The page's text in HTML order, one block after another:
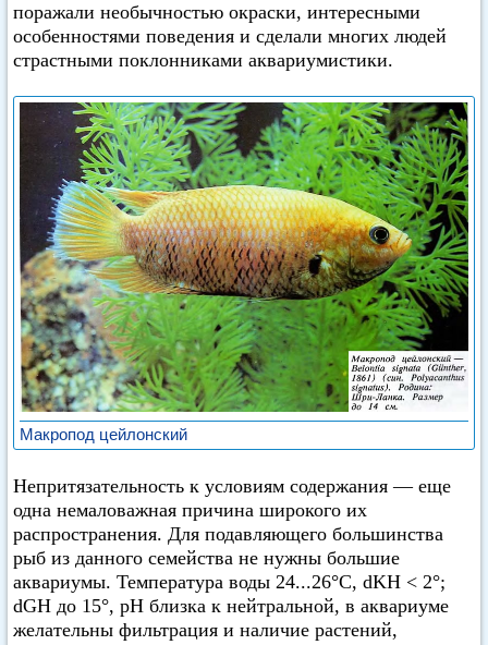
поражали необычностью окраски, интересными
особенностями поведения и сделали многих людей
страстными поклонниками аквариумистики.
Макропод цейлонский
Непритязательность к условиям содержания — еще
одна немаловажная причина широкого их
распространения. Для подавляющего большинства
рыб из данного семейства не нужны большие
аквариумы. Температура воды 24...26°С, dKH < 2°;
dGH до 15°, pH близка к нейтральной, в аквариуме
желательны фильтрация и наличие растений,